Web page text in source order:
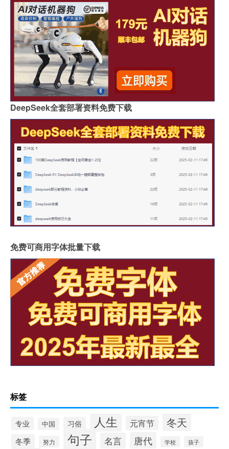
DeepSeek全套部署资料免费下载
免费可商用字体批量下载
标签
专业 中国 习俗 人生 元宵节 冬天
冬季 努力 句子 名言 唐代 学校 孩子